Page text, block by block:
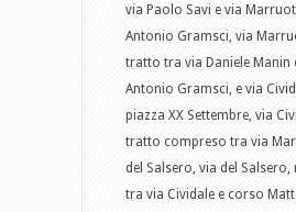
via Paolo Savi e via
Antonio Gramsci, via
tratto tra via Daniele Manin
Antonio Gramsci, e via
piazza XX Settembre, via
tratto compreso tra via
del Salsero, via del
tra via Cividale e corso